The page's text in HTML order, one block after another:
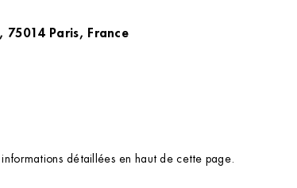
Leclerc, 75014 Paris, France
détaillées en haut de cette page.